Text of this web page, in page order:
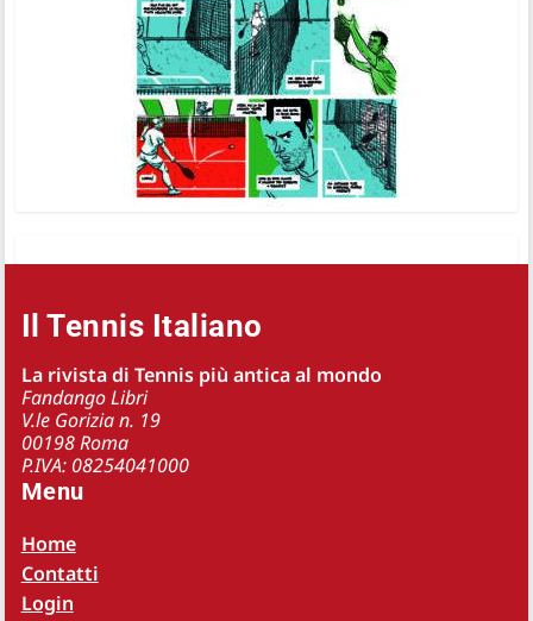
Il Tennis Italiano
La rivista di Tennis più antica al mondo
Fandango Libri
V.le Gorizia n. 19
00198 Roma
P.IVA: 08254041000
Menu
Home
Contatti
Login